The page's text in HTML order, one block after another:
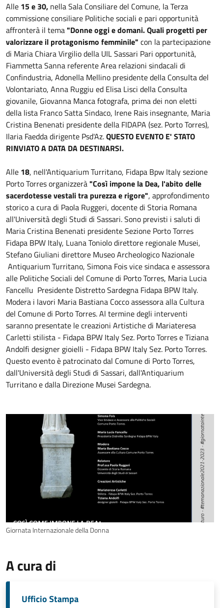
Alle 15 e 30, nella Sala Consiliare del Comune, la Terza
commissione consiliare Politiche sociali e pari opportunità
affronterà il tema"Donne oggi e domani. Quali progetti per
valorizzare il protagonismo femminile" con la partecipazione
di Maria Chiara Virgilio della UIL Sassari Pari opportunità,
Fiammetta Sanna referente Area relazioni sindacali di
Confindustria, Adonella Mellino presidente della Consulta del
Volontariato, Anna Ruggiu ed Elisa Lisci della Consulta
giovanile, Giovanna Manca fotografa, prima dei non eletti
della lista Franco Satta Sindaco, Irene Rais insegnante, Maria
Cristina Benenati presidente della FIDAPA (sez. Porto Torres),
Ilaria Faedda dirigente Psd'Az.QUESTO EVENTO E' STATO
RINVIATO A DATA DA DESTINARSI.
Alle 18, nell'Antiquarium Turritano, Fidapa Bpw Italy sezione
Porto Torres organizzerà"Così impone la Dea, l'abito delle
sacerdotesse vestali tra purezza e rigore", approfondimento
storico a cura di Paola Ruggeri, docente di Storia Romana
all'Università degli Studi di Sassari. Sono previsti i saluti di
Maria Cristina Benenati presidente Sezione Porto Torres
Fidapa BPW Italy, Luana Toniolo direttore regionale Musei,
Stefano Giuliani direttore Museo Archeologico Nazionale
Antiquarium Turritano, Simona Fois vice sindaca e assessora
alle Politiche Sociali del Comune di Porto Torres, Maria Lucia
Fancellu Presidente Distretto Sardegna Fidapa BPW Italy.
Modera i lavori Maria Bastiana Cocco assessora alla Cultura
del Comune di Porto Torres. Al termine degli interventi
saranno presentate le creazioni Artistiche di Mariateresa
Carletti stilista - Fidapa BPW Italy Sez. Porto Torres e Tiziana
Andolfi designer gioielli - Fidapa BPW Italy Sez. Porto Torres.
Questo evento è patrocinato dal Comune di Porto Torres,
dall'Università degli Studi di Sassari, dall'Antiquarium
Turritano e dalla Direzione Musei Sardegna.
Giornata Internazionale della Donna
A cura di
Ufficio Stampa